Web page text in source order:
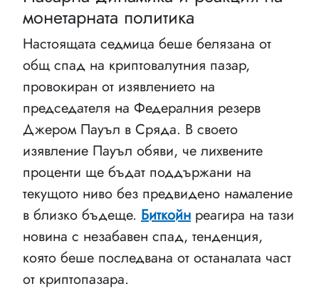
монетарната политика
Настоящата седмица беше белязана от
общ спад на криптовалутния пазар,
провокиран от изявлението на
председателя на Федералния резерв
Джером Пауъл в Сряда. В своето
изявление Пауъл обяви, че лихвените
проценти ще бъдат поддържани на
текущото ниво без предвидено намаление
в близко бъдеще. Биткойн реагира на тази
новина с незабавен спад, тенденция,
която беше последвана от останалата част
от криптопазара.